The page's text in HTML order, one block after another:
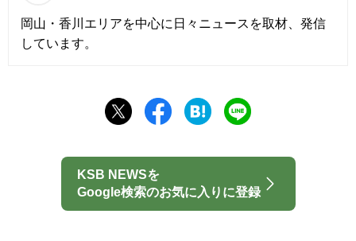
岡山・香川エリアを中心に日々ニュースを取材、発信
しています。
KSB NEWSを
Google検索のお気に入りに登録